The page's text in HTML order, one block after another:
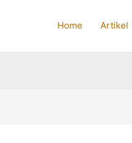
Home Artikel